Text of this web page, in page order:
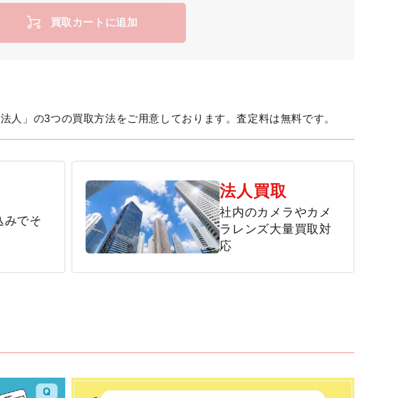
買取カートに追加
」の3つの買取方法をご用意しております。査定料は無料です。
みでそ
法人買取
社内のカメラやカメ
ラレンズ大量買取対
応